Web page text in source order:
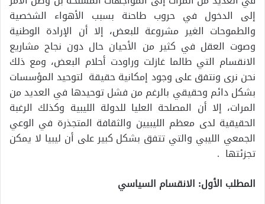
إلى الدخول في حروب طاحنة بسبب الأهواء الشخصية
والطموحات الغير مشروعة للبعض، إلا أن الإرادة الوطنية
وصوت العقل في كثير من الأحيان حال دون نجاح مشاريع
الانقسام التي طالما غازلت وراودت أحلام البعض، ومع ذلك
نحن نرى ونتفق على وجود إمكانية حقيقة لتوحيد المؤسسات
بشكل دائم وحقيقي بالرغم من فشل توحيدها في العديد من
المرات، إلا أن المصلحة العليا للدولة الليبية وكذلك الرغبة
الحقيقية لدى معظم الليبيين والثقافة المتجذرة في الوعي
الجمعي الليبي والتي تتفق بشكل كبير على أن ليبيا لا يمكن
تجزئتها .
المطلب الأول: الانقسام السياسي